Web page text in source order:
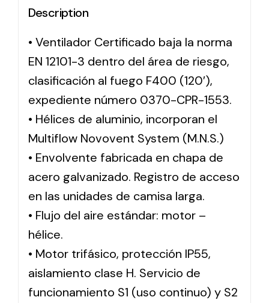
Description
• Ventilador Certificado baja la norma
EN 12101-3 dentro del área de riesgo,
clasificación al fuego F400 (120′),
expediente número 0370-CPR-1553.
• Hélices de aluminio, incorporan el
Multiflow Novovent System (M.N.S.)
• Envolvente fabricada en chapa de
acero galvanizado. Registro de acceso
en las unidades de camisa larga.
• Flujo del aire estándar: motor –
hélice.
• Motor trifásico, protección IP55,
aislamiento clase H. Servicio de
funcionamiento S1 (uso continuo) y S2